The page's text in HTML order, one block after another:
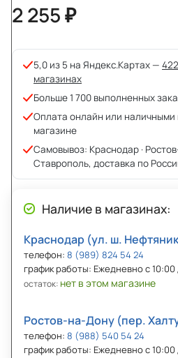
2 255 ₽
5,0 из 5 на Яндекс.Картах —
магазинах
Больше 1 700 выполненных
Оплата онлайн или наличными
магазине
Самовывоз: Краснодар ·
Ставрополь, доставка по
Наличие в магазинах:
Краснодар (ул. ш.
телефон: 8 (989) 824 54 24
график работы: Ежедневно с
остаток: нет в этом магазине
Ростов-на-Дону (пер.
телефон: 8 (988) 540 54 24
график работы: Ежедневно с